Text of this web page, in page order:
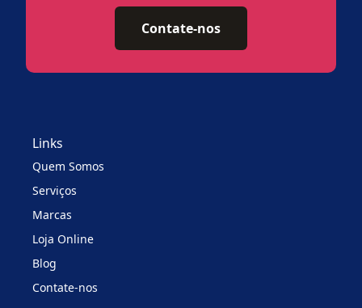
Contate-nos
Links
Quem Somos
Serviços
Marcas
Loja Online
Blog
Contate-nos